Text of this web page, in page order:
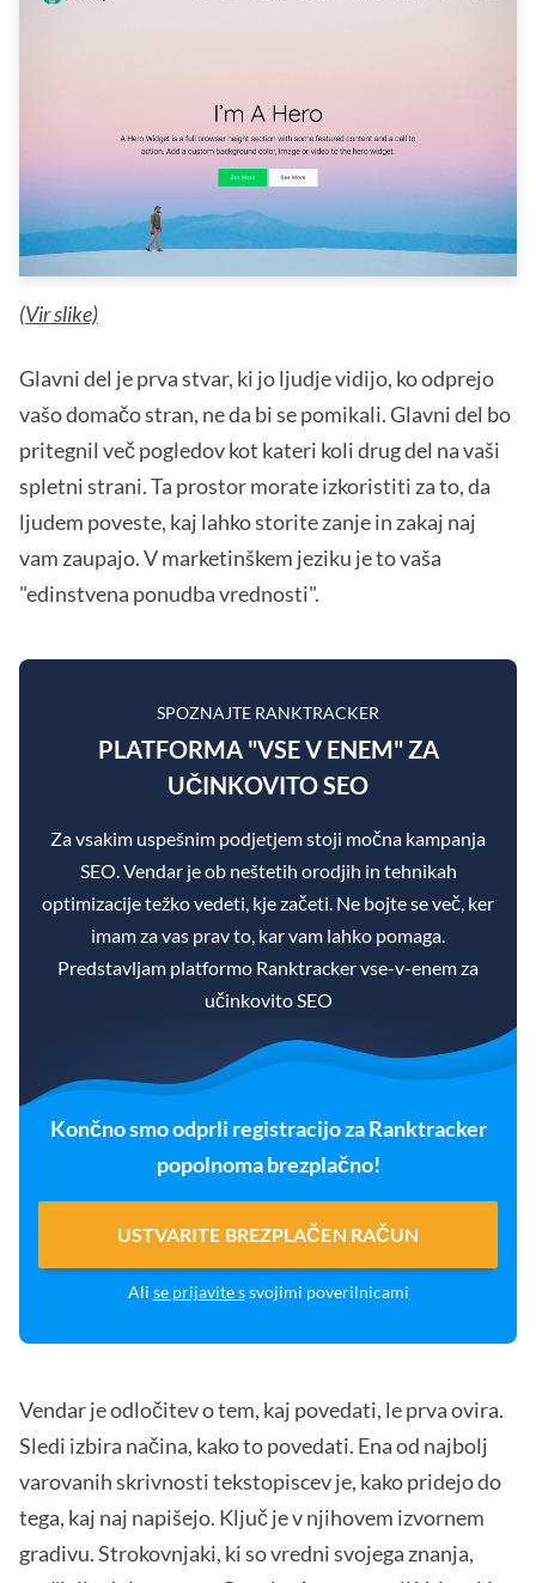
(Vir slike)
Glavni del je prva stvar, ki jo ljudje vidijo, ko odprejo
vašo domačo stran, ne da bi se pomikali. Glavni del bo
pritegnil več pogledov kot kateri koli drug del na vaši
spletni strani. Ta prostor morate izkoristiti za to, da
ljudem poveste, kaj lahko storite zanje in zakaj naj
vam zaupajo. V marketinškem jeziku je to vaša
"edinstvena ponudba vrednosti".
SPOZNAJTE RANKTRACKER
PLATFORMA "VSE V ENEM" ZA
UČINKOVITO SEO
Za vsakim uspešnim podjetjem stoji močna kampanja
SEO. Vendar je ob neštetih orodjih in tehnikah
optimizacije težko vedeti, kje začeti. Ne bojte se več, ker
imam za vas prav to, kar vam lahko pomaga.
Predstavljam platformo Ranktracker vse-v-enem za
učinkovito SEO
Končno smo odprli registracijo za Ranktracker
popolnoma brezplačno!
USTVARITE BREZPLAČEN RAČUN
Ali se prijavite ssvojimi poverilnicami
Vendar je odločitev o tem, kaj povedati, le prva ovira.
Sledi izbira načina, kako to povedati. Ena od najbolj
varovanih skrivnosti tekstopiscev je, kako pridejo do
tega, kaj naj napišejo. Ključ je v njihovem izvornem
gradivu. Strokovnjaki, ki so vredni svojega znanja,